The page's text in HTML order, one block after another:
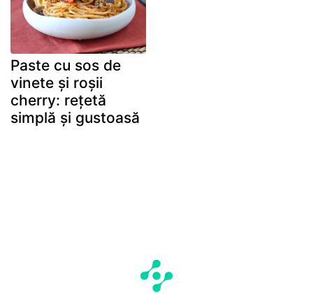
Paste cu sos de
vinete și roșii
cherry: rețetă
simplă și gustoasă